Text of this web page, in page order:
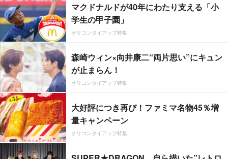
マクドナルドが40年にわたり支える「小
学生の甲子園」
オリコンタイアップ特集
森崎ウィン×向井康二“両片思い”にキュン
が止まらん！
オリコンタイアップ特集
大好評につき再び！ファミマ名物45％増
量キャンペーン
オリコンタイアップ特集